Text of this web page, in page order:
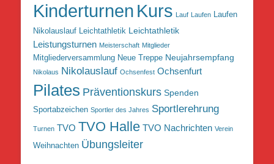
Kinderturnen Kurs Lauf Laufen Laufen
Nikolauslauf Leichtathletik Leichtathletik
Leistungsturnen Meisterschaft Mitglieder
Mitgliederversammlung Neue Treppe Neujahrsempfang
Nikolaus Nikolauslauf Ochsenfest Ochsenfurt
Pilates Präventionskurs Spenden
Sportabzeichen Sportler des Jahres Sportlerehrung
Turnen TVO TVO Halle TVO Nachrichten Verein
Weihnachten Übungsleiter